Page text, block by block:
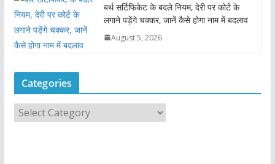
बर्थ सर्टिफिकेट के बदले नियम, देरी पर कोर्ट के
लगाने पड़ेंगे चक्कर, जानें कैसे होगा नाम में बदलाव
August 5, 2026
Categories
a